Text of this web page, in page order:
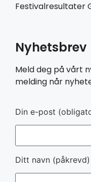
Festivalresultater
Nyhetsbrev
Meld deg på vårt
melding når
Din e-post
Ditt navn (påkrevd)